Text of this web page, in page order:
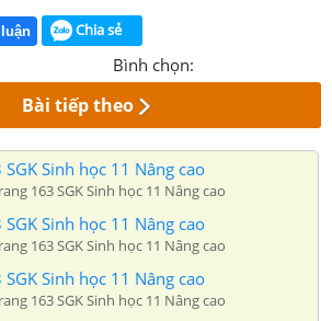
Chia sẻ
Bình chọn:
Bài tiếp theo
Sinh học 11 Nâng cao
163 SGK Sinh học 11 Nâng cao
Sinh học 11 Nâng cao
163 SGK Sinh học 11 Nâng cao
Sinh học 11 Nâng cao
163 SGK Sinh học 11 Nâng cao